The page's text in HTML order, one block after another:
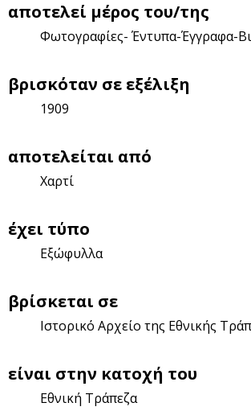
αποτελεί μέρος του/της
Φωτογραφίες- Έντυπα-Έγγραφα-
βρισκόταν σε εξέλιξη
1909
αποτελείται από
Χαρτί
έχει τύπο
Εξώφυλλα
βρίσκεται σε
Ιστορικό Αρχείο της Εθνικής
είναι στην κατοχή του
Εθνική Τράπεζα